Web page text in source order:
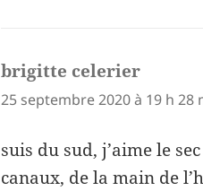
brigitte celerier
25 septembre 2020 à 19 h 28
suis du sud, j’aime le
canaux, de la main de